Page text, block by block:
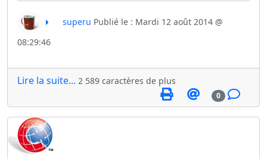
superu Publié le : Mardi 12 août 2014 @
08:29:46
Lire la suite... 2 589 caractères de plus
0